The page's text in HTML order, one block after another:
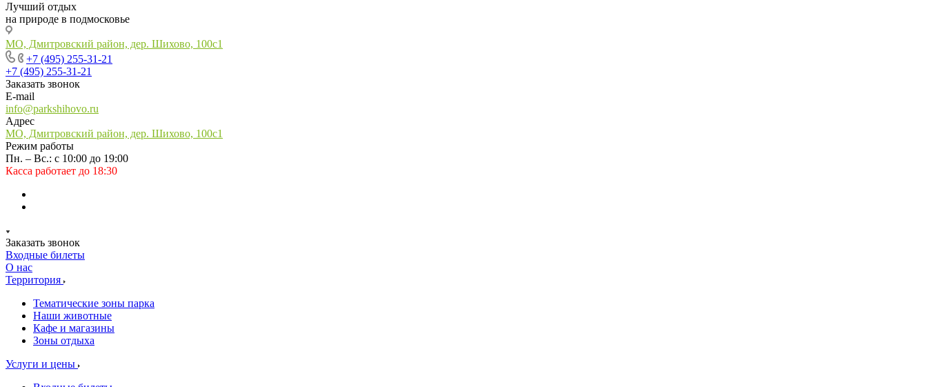
Лучший отдых
на природе в подмосковье
МО, Дмитровский район, дер. Шихово, 100с1
+7 (495) 255-31-21
+7 (495) 255-31-21
Заказать звонок
E-mail
info@parkshihovo.ru
Адрес
МО, Дмитровский район, дер. Шихово, 100с1
Режим работы
Пн. – Вс.: с 10:00 до 19:00
Касса работает до 18:30
Заказать звонок
Входные билеты
О нас
Территория
Тематические зоны парка
Наши животные
Кафе и магазины
Зоны отдыха
Услуги и цены